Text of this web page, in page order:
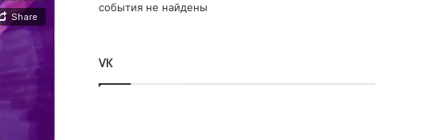
события не найдены
VK